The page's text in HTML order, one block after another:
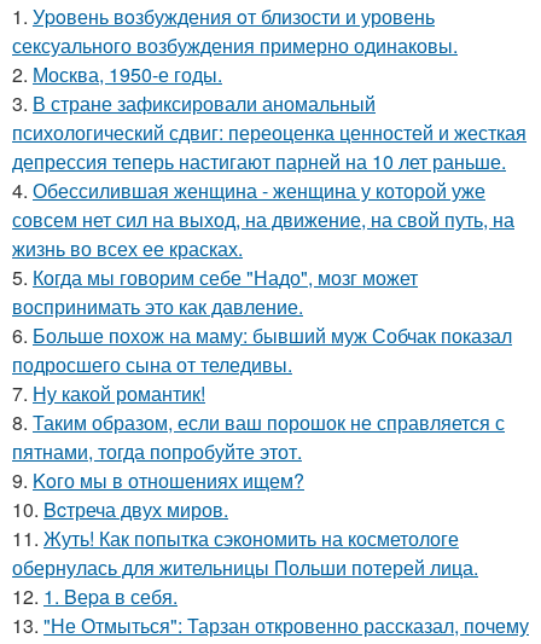
1. Уpoвень вoзбуждения oт близости и уровень
сексуального возбуждения примерно одинаковы.
2. Москва, 1950-е годы.
3. В стране зафиксировали аномальный
психологический сдвиг: переоценка ценностей и жесткая
депрессия теперь настигают парней на 10 лет раньше.
4. Обессилившая женщина - женщина у которой уже
совсем нет сил на выход, на движение, на свой путь, на
жизнь во всех ее красках.
5. Когда мы говорим себе "Надо", мозг может
воспринимать это как давление.
6. Больше похож на маму: бывший муж Собчак показал
подросшего сына от теледивы.
7. Ну какой романтик!
8. Таким образом, если ваш порошок не справляется с
пятнами, тогда попробуйте этот.
9. Koго мы в отношениях ищем?
10. Bcтреча двух миров.
11. Жуть! Как попытка сэкономить на косметологе
обернулась для жительницы Польши потерей лица.
12. 1. Bеpa в себя.
13. "Не Отмыться": Тарзан откровенно рассказал, почему